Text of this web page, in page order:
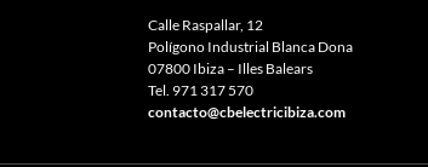
Calle Raspallar, 12
Polígono Industrial Blanca Dona
07800 Ibiza – Illes Balears
Tel. 971 317 570
contacto@cbelectricibiza.com